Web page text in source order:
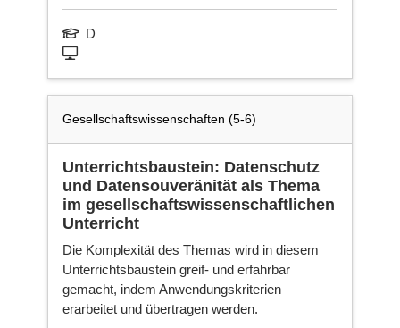
D
Gesellschaftswissenschaften (5-6)
Unterrichtsbaustein: Datenschutz
und Datensouveränität als Thema
im gesellschaftswissenschaftlichen
Unterricht
Die Komplexität des Themas wird in diesem
Unterrichtsbaustein greif- und erfahrbar
gemacht, indem Anwendungskriterien
erarbeitet und übertragen werden.